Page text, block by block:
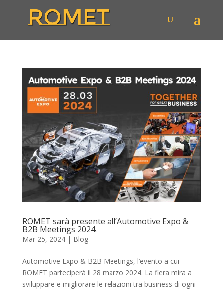
ROMET sarà presente all’Automotive Expo &
B2B Meetings 2024.
Mar 25, 2024| Blog
Automotive Expo & B2B Meetings, l’evento a cui
ROMET parteciperà il 28 marzo 2024. La fiera mira a
sviluppare e migliorare le relazioni tra business di ogni